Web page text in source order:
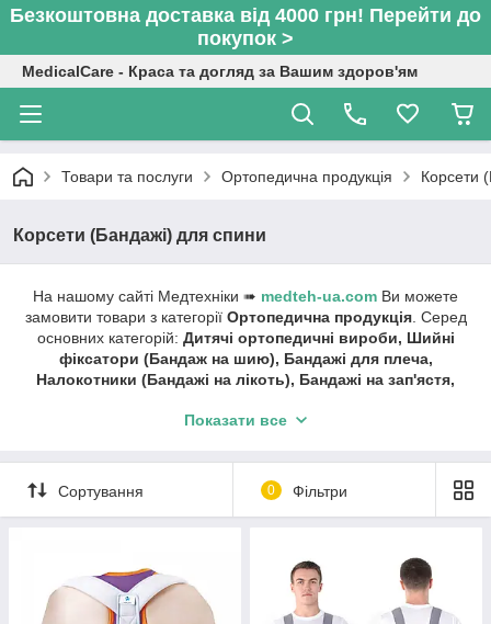
Безкоштовна доставка від 4000 грн! Перейти до
покупок >
MedicalCare - Краса та догляд за Вашим здоров'ям
Товари та послуги Ортопедична продукція Корсети
Корсети (Бандажі) для спини
На нашому сайті Медтехніки ➠ medteh-ua.com Ви можете
замовити товари з категорії Ортопедична продукція. Серед
основних категорій: Дитячі ортопедичні вироби, Шийні
фіксатори (Бандаж на шию), Бандажі для плеча,
Налокотники (Бандажі на лікоть), Бандажі на зап'ястя,
(Бандажі) для спини (поперек) ), Бандажі на
(Бандаж на коліно), Бандажі на гомілковостопний
суглоб, Вальгусні бандажі, Післяопераційне взуття,
Маски для обличчя.
асортимент ✔ Акції та знижки ✔ Відгуки покупців ✔
Понад 7 років на ринку ✔ Оплата при отриманні ✔
Замовити онлайн ➠
medteh-ua.com
Показати все
Сортування 0 Фільтри